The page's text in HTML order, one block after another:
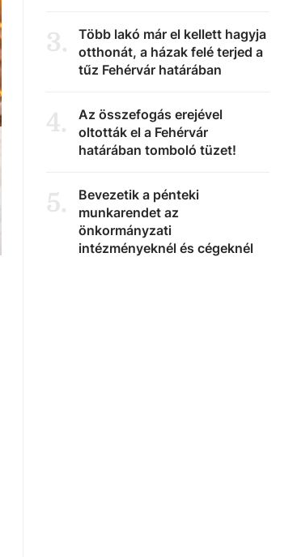
3.
Több lakó már el kellett hagyja
otthonát, a házak felé terjed a
tűz Fehérvár határában
4.
Az összefogás erejével
oltották el a Fehérvár
határában tomboló tüzet!
5.
Bevezetik a pénteki
munkarendet az
önkormányzati
intézményeknél és cégeknél